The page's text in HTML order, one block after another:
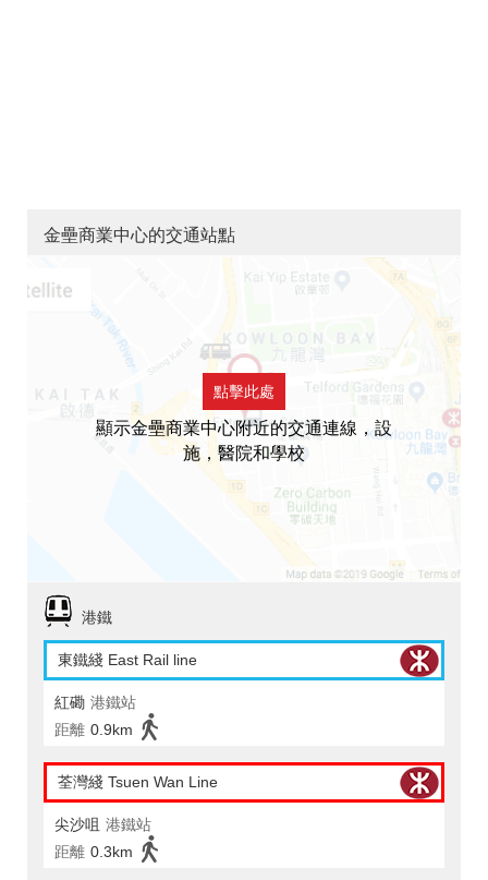
金壘商業中心的交通站點
點擊此處
顯示金壘商業中心附近的交通連線，設
施，醫院和學校
港鐵
東鐵綫 East Rail line
紅磡 港鐵站
距離 0.9km
荃灣綫 Tsuen Wan Line
尖沙咀 港鐵站
距離 0.3km